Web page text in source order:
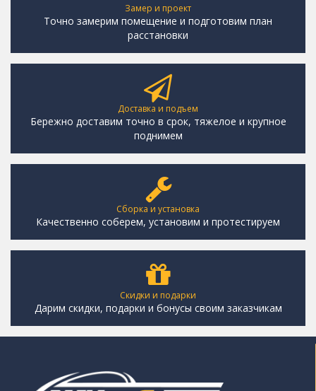
Замер и проект
Точно замерим помещение и подготовим план
расстановки
Доставка и подъем
Бережно доставим точно в срок, тяжелое и крупное
поднимем
Сборка и установка
Качественно соберем, установим и протестируем
Скидки и подарки
Дарим скидки, подарки и бонусы своим заказчикам